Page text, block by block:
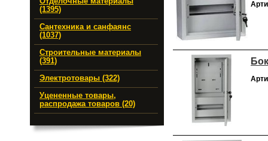
(1395)
Сантехника и санфаянс
(1037)
Строительные материалы
(391)
Электротовары (322)
Уцененные товары,
распродажа товаров (20)